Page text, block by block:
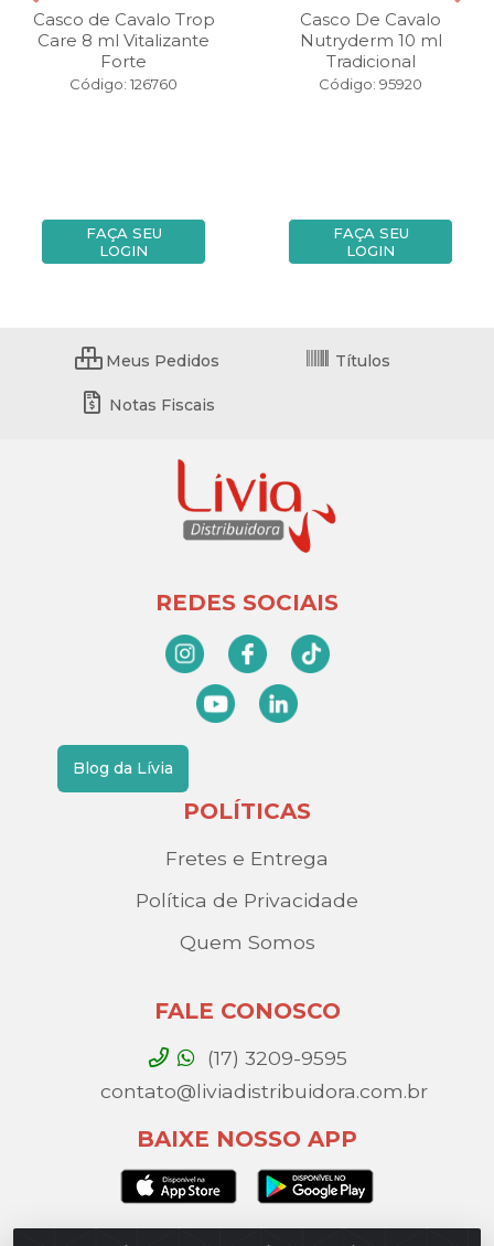
Casco de Cavalo Trop
Care 8 ml Vitalizante
Forte
Código: 126760
FAÇA SEU
LOGIN
Casco De Cavalo
Nutryderm 10 ml
Tradicional
Código: 95920
FAÇA SEU
LOGIN
Meus Pedidos Títulos
Notas Fiscais
REDES SOCIAIS
Blog da Lívia
POLÍTICAS
Fretes e Entrega
Política de Privacidade
Quem Somos
FALE CONOSCO
(17) 3209-9595
contato@liviadistribuidora.com.br
BAIXE NOSSO APP